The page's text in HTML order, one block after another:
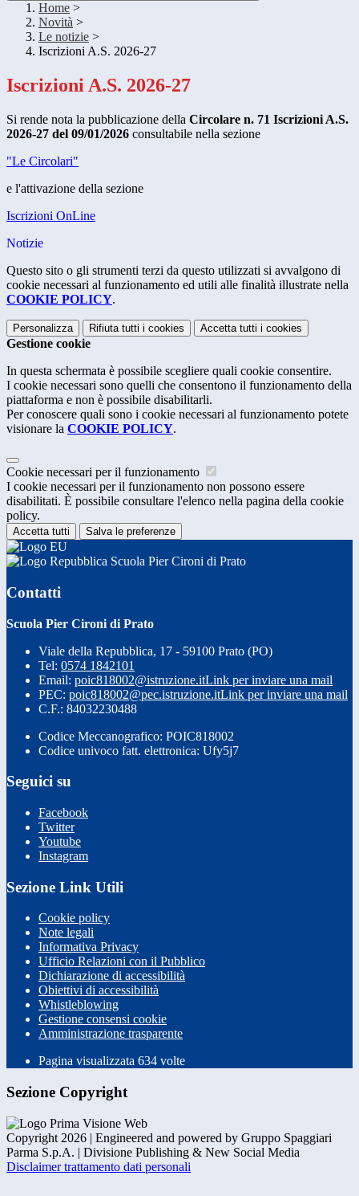
Home >
Novità >
Le notizie >
Iscrizioni A.S. 2026-27
Iscrizioni A.S. 2026-27
Si rende nota la pubblicazione della Circolare n. 71 Iscrizioni A.S.
2026-27 del 09/01/2026 consultabile nella sezione
"Le Circolari"
e l'attivazione della sezione
Iscrizioni OnLine
Notizie
Questo sito o gli strumenti terzi da questo utilizzati si avvalgono di
cookie necessari al funzionamento ed utili alle finalità illustrate nella
COOKIE POLICY.
Personalizza Rifiuta tutti i cookies Accetta tutti i cookies
Gestione cookie
In questa schermata è possibile scegliere quali cookie consentire.
I cookie necessari sono quelli che consentono il funzionamento della
piattaforma e non è possibile disabilitarli.
Per conoscere quali sono i cookie necessari al funzionamento potete
visionare la COOKIE POLICY.
Cookie necessari per il funzionamento
I cookie necessari per il funzionamento non possono essere
disabilitati. È possibile consultare l'elenco nella pagina della cookie
policy.
Accetta tutti Salva le preferenze
Scuola Pier Cironi di Prato
Contatti
Scuola Pier Cironi di Prato
Viale della Repubblica, 17 - 59100 Prato (PO)
Tel: 0574 1842101
Email: poic818002@istruzione.itLink per inviare una mail
PEC: poic818002@pec.istruzione.itLink per inviare una mail
C.F.: 84032230488
Codice Meccanografico: POIC818002
Codice univoco fatt. elettronica: Ufy5j7
Seguici su
Facebook
Twitter
Youtube
Instagram
Sezione Link Utili
Cookie policy
Note legali
Informativa Privacy
Ufficio Relazioni con il Pubblico
Dichiarazione di accessibilità
Obiettivi di accessibilità
Whistleblowing
Gestione consensi cookie
Amministrazione trasparente
Pagina visualizzata 634 volte
Sezione Copyright
Copyright 2026 | Engineered and powered by Gruppo Spaggiari
Parma S.p.A. | Divisione Publishing & New Social Media
Disclaimer trattamento dati personali